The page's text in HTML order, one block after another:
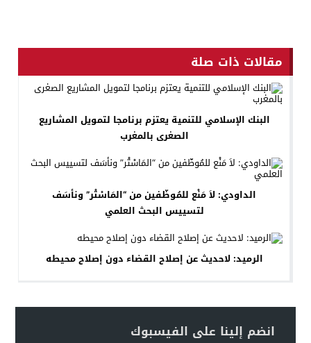
مقالات ذات صلة
البنك الإسلامي للتنمية يعتزم برنامجا لتمويل المشاريع
الصغرى بالمغرب
الداودي: لاَ مَنْع للمُوظّفين من “المَاسْتْر” ونأسَف
لتسييس البحث العلمي
الرميد: لاحديث عن إصلاح القضاء دون إصلاح محيطه
انضم إلينا على الفيسبوك